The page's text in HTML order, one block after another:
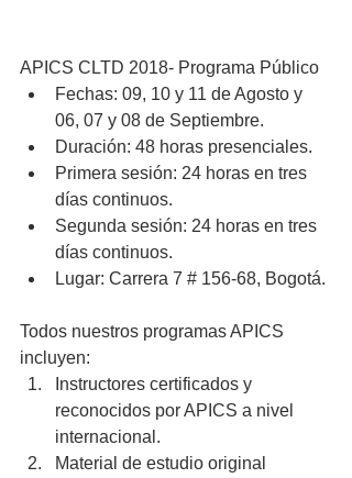
APICS CLTD 2018- Programa Público
Fechas: 09, 10 y 11 de Agosto y
06, 07 y 08 de Septiembre.
Duración: 48 horas presenciales.
Primera sesión: 24 horas en tres
días continuos.
Segunda sesión: 24 horas en tres
días continuos.
Lugar: Carrera 7 # 156-68, Bogotá.
Todos nuestros programas APICS
incluyen:
Instructores certificados y
reconocidos por APICS a nivel
internacional.
Material de estudio original